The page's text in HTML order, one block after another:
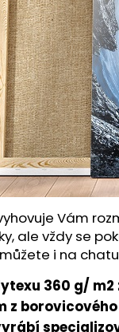
Vám
ale vždy se
i na
360 g/
z